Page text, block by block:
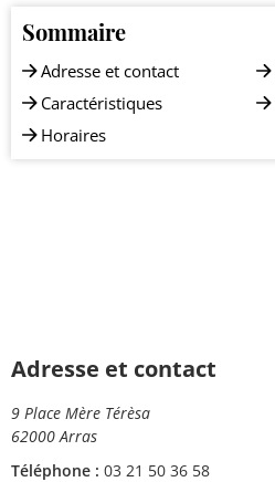
Sommaire
Adresse et contact
Caractéristiques
Horaires
Adresse et contact
9 Place Mère Térèsa
62000 Arras
Téléphone : 03 21 50 36 58